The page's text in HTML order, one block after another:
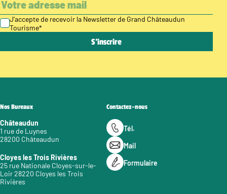
J’accepte de recevoir la Newsletter de Grand Châteaudun
Tourisme*
Nos Bureaux
Châteaudun
1 rue de Luynes
28200 Châteaudun
Cloyes les Trois Rivières
25 rue Nationale Cloyes-sur-le-
Loir 28220 Cloyes les Trois
Rivières
Contactez-nous
Tél.
Mail
Formulaire